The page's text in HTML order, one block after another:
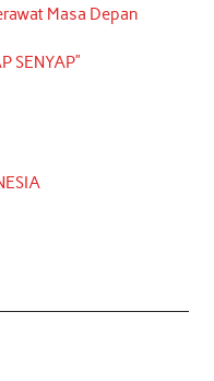
t
e
u
b
Masa Depan
SENYAP”